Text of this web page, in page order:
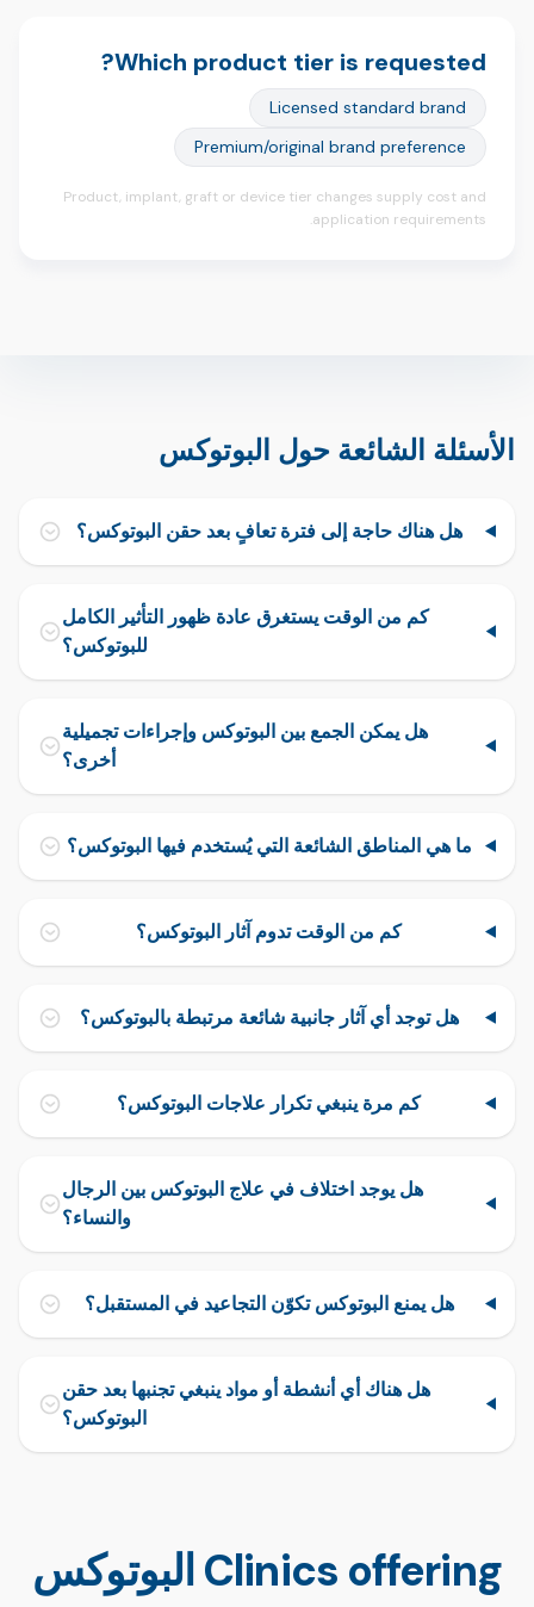
Which product tier is requested?
Licensed standard brand
Premium/original brand preference
Product, implant, graft or device tier changes supply cost and
application requirements.
الأسئلة الشائعة حول البوتوكس
هل هناك حاجة إلى فترة تعافٍ بعد حقن البوتوكس؟
كم من الوقت يستغرق عادة ظهور التأثير الكامل
للبوتوكس؟
هل يمكن الجمع بين البوتوكس وإجراءات تجميلية
أخرى؟
ما هي المناطق الشائعة التي يُستخدم فيها البوتوكس؟
كم من الوقت تدوم آثار البوتوكس؟
هل توجد أي آثار جانبية شائعة مرتبطة بالبوتوكس؟
كم مرة ينبغي تكرار علاجات البوتوكس؟
هل يوجد اختلاف في علاج البوتوكس بين الرجال
والنساء؟
هل يمنع البوتوكس تكوّن التجاعيد في المستقبل؟
هل هناك أي أنشطة أو مواد ينبغي تجنبها بعد حقن
البوتوكس؟
Clinics offering البوتوكس